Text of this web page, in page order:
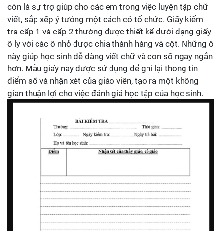
còn là sự trợ giúp cho các em trong việc luyện tập chữ
viết, sắp xếp ý tưởng một cách có tổ chức. Giấy kiểm
tra cấp 1 và cấp 2 thường được thiết kế dưới dạng giấy
ô ly với các ô nhỏ được chia thành hàng và cột. Những ô
này giúp học sinh dễ dàng viết chữ và con số ngay ngắn
hơn. Mẫu giấy này được sử dụng để ghi lại thông tin
điểm số và nhận xét của giáo viên, tạo ra một không
gian thuận lợi cho việc đánh giá học tập của học sinh.